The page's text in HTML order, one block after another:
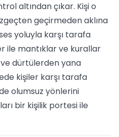
altından çıkar. Kişi o
geçirmeden aklına
yoluyla karşı tarafa
ile mantıklar ve kurallar
dürtülerden yana
kişiler karşı tarafa
olumsuz yönlerini
bir kişilik portesi ile